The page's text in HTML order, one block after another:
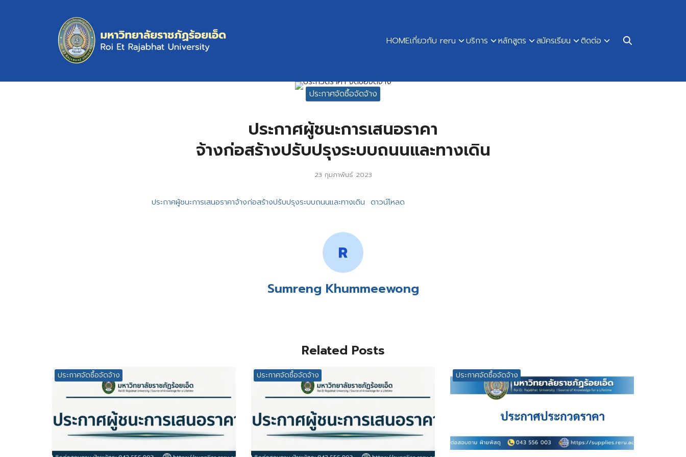
HOMEเกี่ยวกับ reru บริการ หลักสูตร สมัครเรียน ติดต่อ
ประกาศจัดซื้อจัดจ้าง
ประกาศผู้ชนะการเสนอราคา
จ้างก่อสร้างปรับปรุงระบบถนนและทางเดิน
23 กุมภาพันธ์ 2023
ประกาศผู้ชนะการเสนอราคาจ้างก่อสร้างปรับปรุงระบบถนนและทางเดิน ดาวน์โหลด
Sumreng Khummeewong
Related Posts
ประกาศจัดซื้อจัดจ้าง ประกาศจัดซื้อจัดจ้าง ประกาศจัดซื้อจัดจ้าง